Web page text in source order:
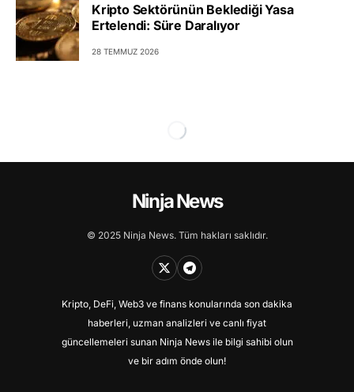
Kripto Sektörünün Beklediği Yasa
Ertelendi: Süre Daralıyor
28 TEMMUZ 2026
Ninja News
© 2025 Ninja News. Tüm hakları saklıdır.
Kripto, DeFi, Web3 ve finans konularında son dakika
haberleri, uzman analizleri ve canlı fiyat
güncellemeleri sunan Ninja News ile bilgi sahibi olun
ve bir adım önde olun!